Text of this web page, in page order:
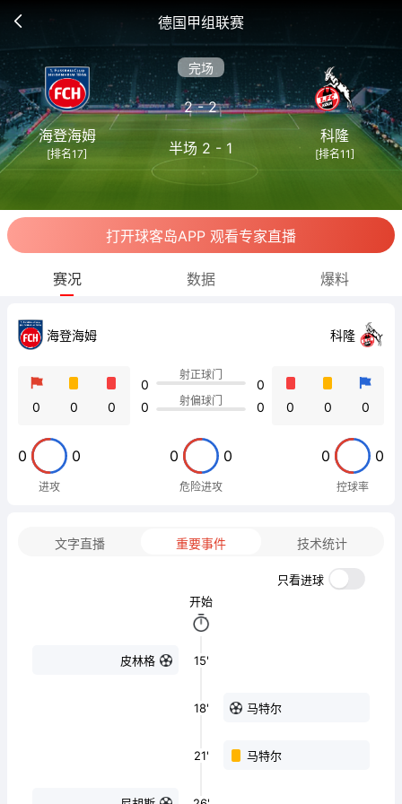
德国甲组联赛
海登海姆
[排名17]
完场
2 - 2
半场 2 - 1
科隆
[排名11]
打开球客岛APP 观看专家直播
赛况 数据 爆料
海登海姆 科隆
0 0 0
0
0
射正球门
射偏球门
0
0
0 0 0
0 0
进攻
0 0
危险进攻
0 0
控球率
文字直播 重要事件 技术统计
只看进球
开始
皮林格 15'
18' 马特尔
21' 马特尔